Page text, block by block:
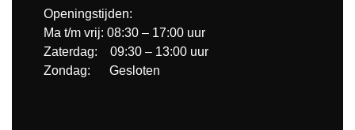
Openingstijden:
Ma t/m vrij: 08:30 – 17:00 uur
Zaterdag: 09:30 – 13:00 uur
Zondag: Gesloten